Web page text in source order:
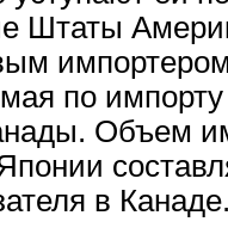
Штаты
по
Объем
в